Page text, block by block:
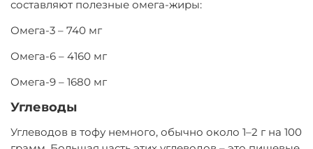
составляют полезные омега-жиры:
Омега-3 – 740 мг
Омега-6 – 4160 мг
Омега-9 – 1680 мг
Углеводы
Углеводов в тофу немного, обычно около 1–2 г на 100